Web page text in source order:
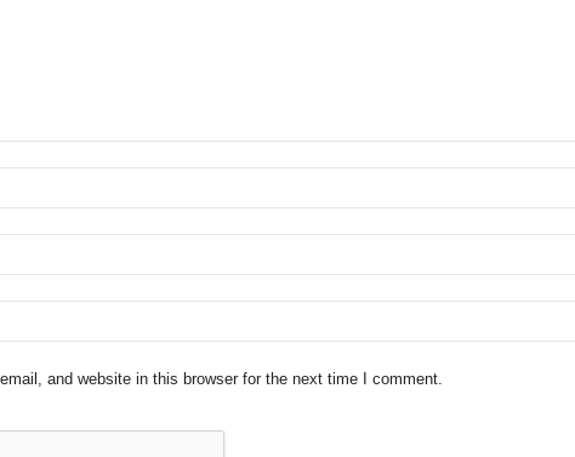
and website in this browser for the next time I comment.